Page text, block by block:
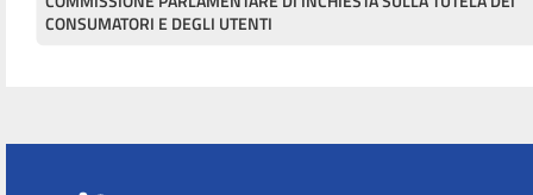
CONSUMATORI E DEGLI UTENTI